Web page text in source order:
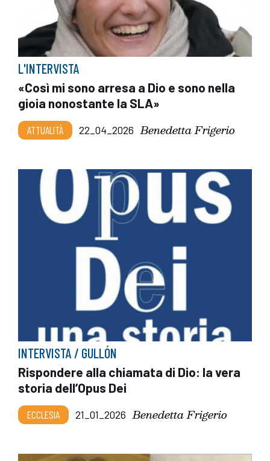
L'INTERVISTA
«Così mi sono arresa a Dio e sono nella
gioia nonostante la SLA»
ATTUALITÀ 22_04_2026 Benedetta Frigerio
INTERVISTA / GULLÓN
Rispondere alla chiamata di Dio: la vera
storia dell’Opus Dei
ECCLESIA 21_01_2026 Benedetta Frigerio